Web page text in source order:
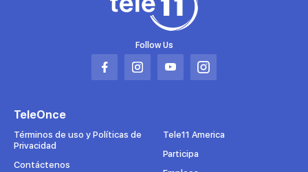
Follow Us
Abrir
pestaña
Abrir
pestaña
Abrir
pestaña
Abrir
pestaña
TeleOnce
Términos de uso y Políticas de
Privacidad
Contáctenos
Tele11 America
Participa